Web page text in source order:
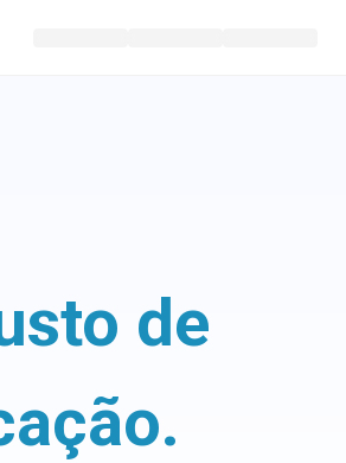
de